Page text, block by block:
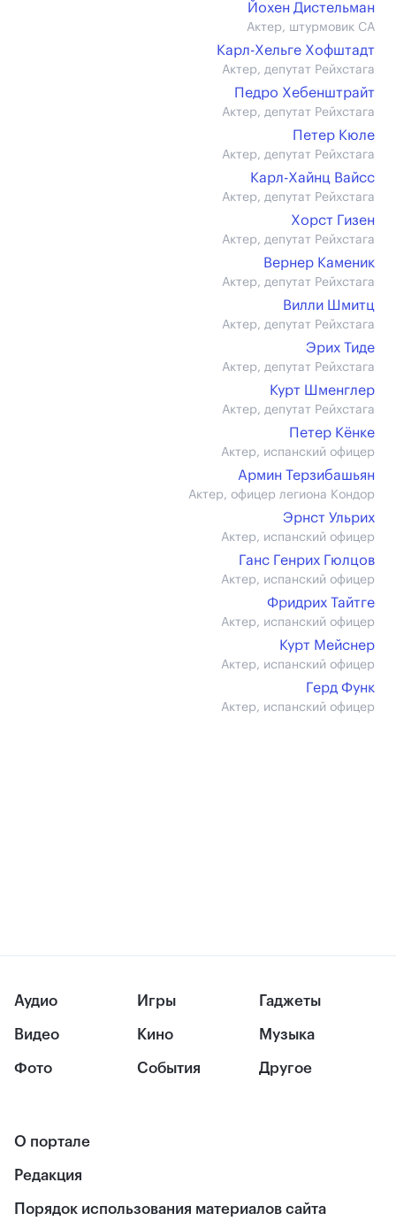
Йохен Дистельман
Актер, штурмовик СА
Карл-Хельге Хофштадт
Актер, депутат Рейхстага
Педро Хебенштрайт
Актер, депутат Рейхстага
Петер Кюле
Актер, депутат Рейхстага
Карл-Хайнц Вайсс
Актер, депутат Рейхстага
Хорст Гизен
Актер, депутат Рейхстага
Вернер Каменик
Актер, депутат Рейхстага
Вилли Шмитц
Актер, депутат Рейхстага
Эрих Тиде
Актер, депутат Рейхстага
Курт Шменглер
Актер, депутат Рейхстага
Петер Кёнке
Актер, испанский офицер
Армин Терзибашьян
Актер, офицер легиона Кондор
Эрнст Ульрих
Актер, испанский офицер
Ганс Генрих Гюлцов
Актер, испанский офицер
Фридрих Тайтге
Актер, испанский офицер
Курт Мейснер
Актер, испанский офицер
Герд Функ
Актер, испанский офицер
Аудио
Видео
Фото
Игры
Кино
События
Гаджеты
Музыка
Другое
О портале
Редакция
Порядок использования материалов сайта